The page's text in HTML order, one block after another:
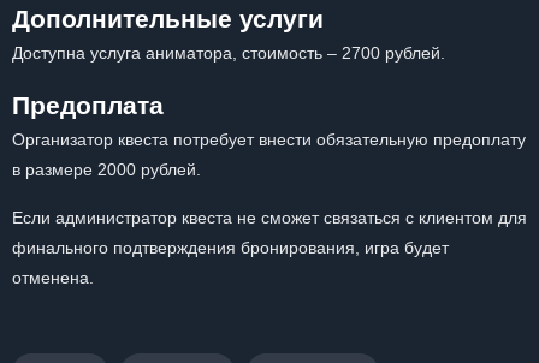
Дополнительные услуги
Доступна услуга аниматора, стоимость – 2700 рублей.
Предоплата
Организатор квеста потребует внести обязательную предоплату
в размере 2000 рублей.
Если администратор квеста не сможет связаться с клиентом для
финального подтверждения бронирования, игра будет
отменена.